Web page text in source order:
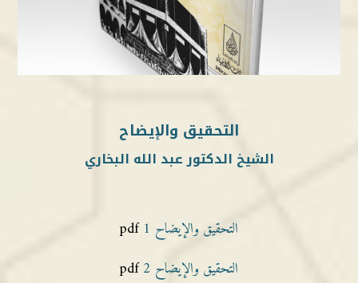
التحقيق والإيضاح
الشيخ الدكتور عبد الله البخاري
التحقيق والإيضاح 1
pdf
التحقيق والإيضاح 2
pdf